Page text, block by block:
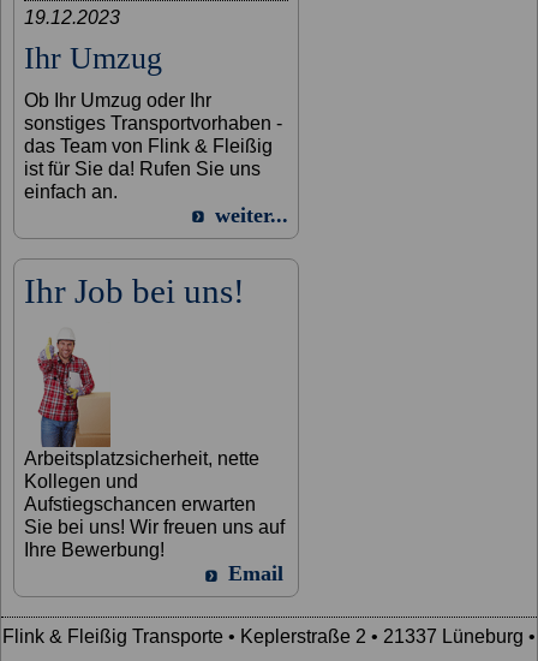
19.12.2023
Ihr Umzug
Ob Ihr Umzug oder Ihr
sonstiges Transportvorhaben -
das Team von Flink & Fleißig
ist für Sie da! Rufen Sie uns
einfach an.
weiter...
Ihr Job bei uns!
Arbeitsplatzsicherheit, nette
Kollegen und
Aufstiegschancen erwarten
Sie bei uns! Wir freuen uns auf
Ihre Bewerbung!
Email
Flink & Fleißig Transporte • Keplerstraße 2 • 21337 Lüneburg •